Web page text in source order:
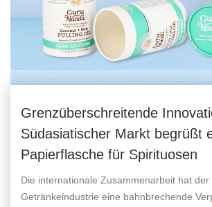
Grenzüberschreitende
Südasiatischer Markt begrüßt
Papierflasche für Spirituosen
Die internationale Zusammenarbeit hat der
Getränkeindustrie eine bahnbrechende